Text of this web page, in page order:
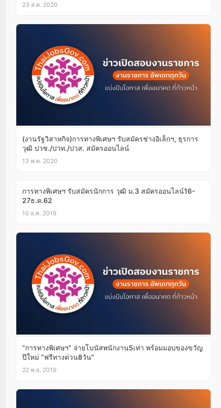
23 ส.ค. 2020
(งานรัฐวิสาหกิจ)การทางพิเศษฯ รับสมัครช่างอิเล็กฯ, ธุรการ
วุฒิ ปวช./ปวท./ปวส. สมัครออนไลน์
13 พ.ค. 2020
การทางพิเศษฯ รับสมัครนักการ วุฒิ ม.3 สมัครออนไลน์16-
27ธ.ค.62
10 ธ.ค. 2019
“การทางพิเศษฯ” จ่ายโบนัสพนักงาน5เท่า พร้อมมอบของขวัญ
ปีใหม่ “ฟรีทางด่วน8วัน”
22 พ.ย. 2019